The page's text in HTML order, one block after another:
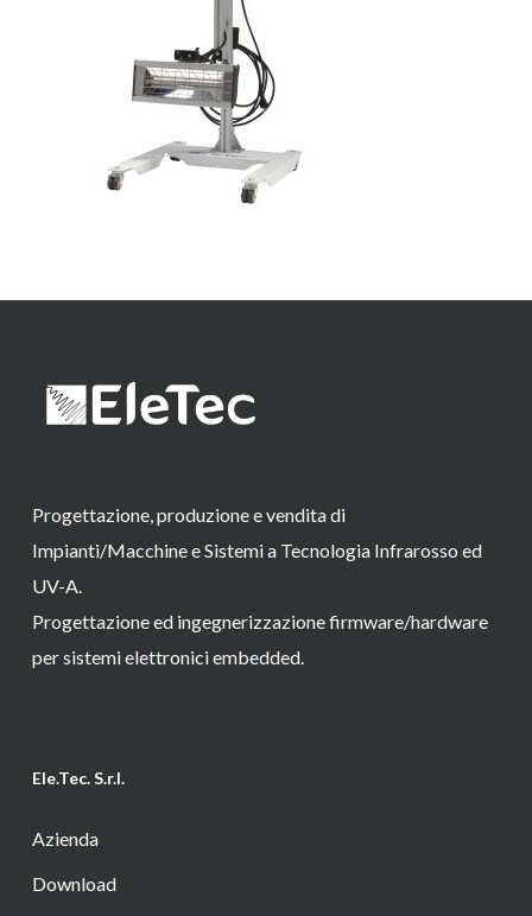
Progettazione, produzione e vendita di
Impianti/Macchine e Sistemi a Tecnologia Infrarosso ed
UV-A.
Progettazione ed ingegnerizzazione firmware/hardware
per sistemi elettronici embedded.
Ele.Tec. S.r.l.
Azienda
Download